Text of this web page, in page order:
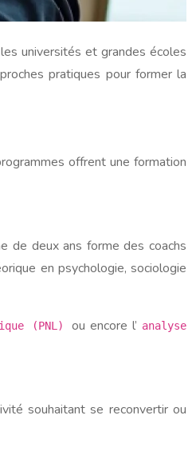
universités et grandes écoles
pratiques pour former la
offrent une formation
de deux ans forme des coachs
en psychologie, sociologie
(PNL)ou encore l’ analyse
souhaitant se reconvertir ou